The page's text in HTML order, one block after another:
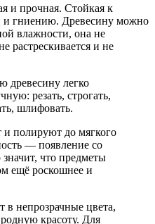
и прочная. Стойкая к
и гниению. Древесину можно
влажности, она не
растрескивается и не
древесину легко
резать, строгать,
шлифовать.
полируют до мягкого
— появление со
что предметы
ещё роскошнее и
в непрозрачные цвета,
красоту. Для